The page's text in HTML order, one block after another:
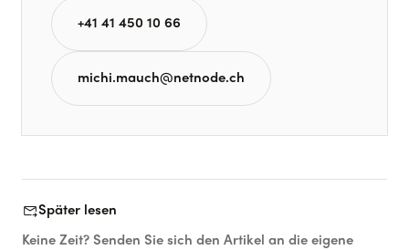
+41 41 450 10 66
michi.mauch@netnode.ch
forward_to_inboxSpäter lesen
Keine Zeit? Senden Sie sich den Artikel an die eigene